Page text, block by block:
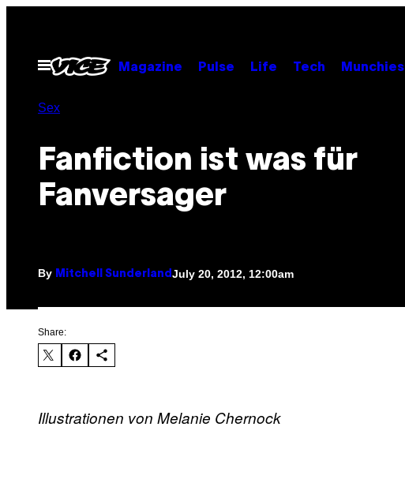
contentOpen
Menu
Magazine Pulse Life Tech Munchies
Sex
Fanfiction ist was für
Fanversager
By Mitchell Sunderland July 20, 2012, 12:00am
Share:
Illustrationen von Melanie Chernock